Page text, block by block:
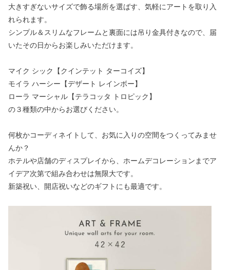
大きすぎないサイズで飾る場所を選ばす、気軽にアートを取り入
れられます。
シンプル＆スリムなフレームと裏面には吊り金具付きなので、届
いたその日からお楽しみいただけます。
マイク シック【クインテット ターコイズ】
モイラ ハーシー【デザート レインボー】
ローラ マーシャル【テラコッタ トロピック】
の３種類の中からお選びください。
何枚かコーディネイトして、お気に入りの空間をつくってみませ
んか？
ホテルや店舗のディスプレイから、ホームデコレーションまでア
イデア次第で組み合わせは無限大です。
新築祝い、開店祝いなどのギフトにも最適です。